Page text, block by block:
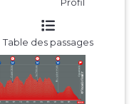
Profil
Table des passages